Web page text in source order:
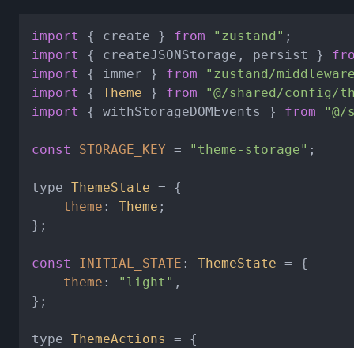
import { create } from "zustand"
import
{ createJSONStorage, persist }
import
{ immer } from
"zustand/
import
{ Theme } from
"@/shared/config/
import
{ withStorageDOMEvents } from
const STORAGE_KEY = "theme-storage" ;
type ThemeState = {
theme : Theme ;
};
const INITIAL_STATE : ThemeState = {
theme : "light" ,
};
type ThemeActions
= {